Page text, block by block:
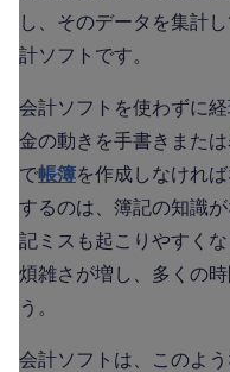
し、そのデータを集計
計ソフトです。
会計ソフトを使わずに
金の動きを手書きまた
で帳簿を作成しなけれ
するのは、簿記の知識
記ミスも起こりやすく
煩雑さが増し、多くの
う。
会計ソフトは、このよ